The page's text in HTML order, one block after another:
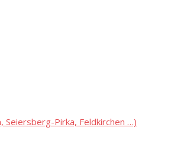
Pirka, Feldkirchen …)